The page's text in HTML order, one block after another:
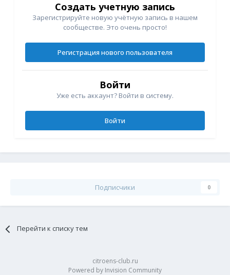
Создать учетную запись
Зарегистрируйте новую учётную запись в нашем
сообществе. Это очень просто!
Регистрация нового пользователя
Войти
Уже есть аккаунт? Войти в систему.
Войти
Подписчики 0
Перейти к списку тем
citroens-club.ru
Powered by Invision Community